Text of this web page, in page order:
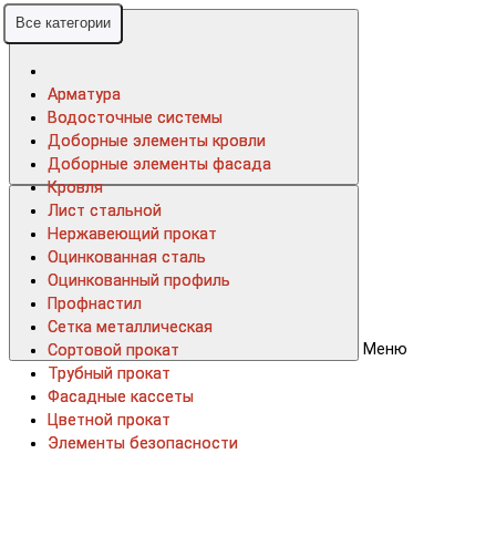
Меню
Все категории
Арматура
Водосточные системы
Доборные элементы кровли
Доборные элементы фасада
Кровля
Лист стальной
Нержавеющий прокат
Оцинкованная сталь
Оцинкованный профиль
Профнастил
Сетка металлическая
Сортовой прокат
Трубный прокат
Фасадные кассеты
Цветной прокат
Элементы безопасности
Все категории
Арматура
Водосточные системы
Доборные элементы кровли
Доборные элементы фасада
Кровля
Лист стальной
Нержавеющий прокат
Оцинкованная сталь
Оцинкованный профиль
Профнастил
Сетка металлическая
Сортовой прокат
Трубный прокат
Фасадные кассеты
Цветной прокат
Элементы безопасности